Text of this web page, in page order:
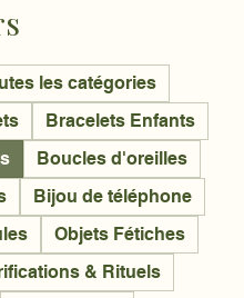
les catégories
Bracelets Enfants
Boucles d'oreilles
Bijou de téléphone
Objets Fétiches
& Rituels